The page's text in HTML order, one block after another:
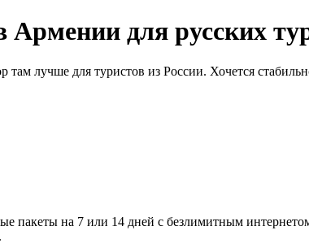
для русских
лучше для туристов из России. Хочется
пакеты на 7 или 14 дней с безлимитным